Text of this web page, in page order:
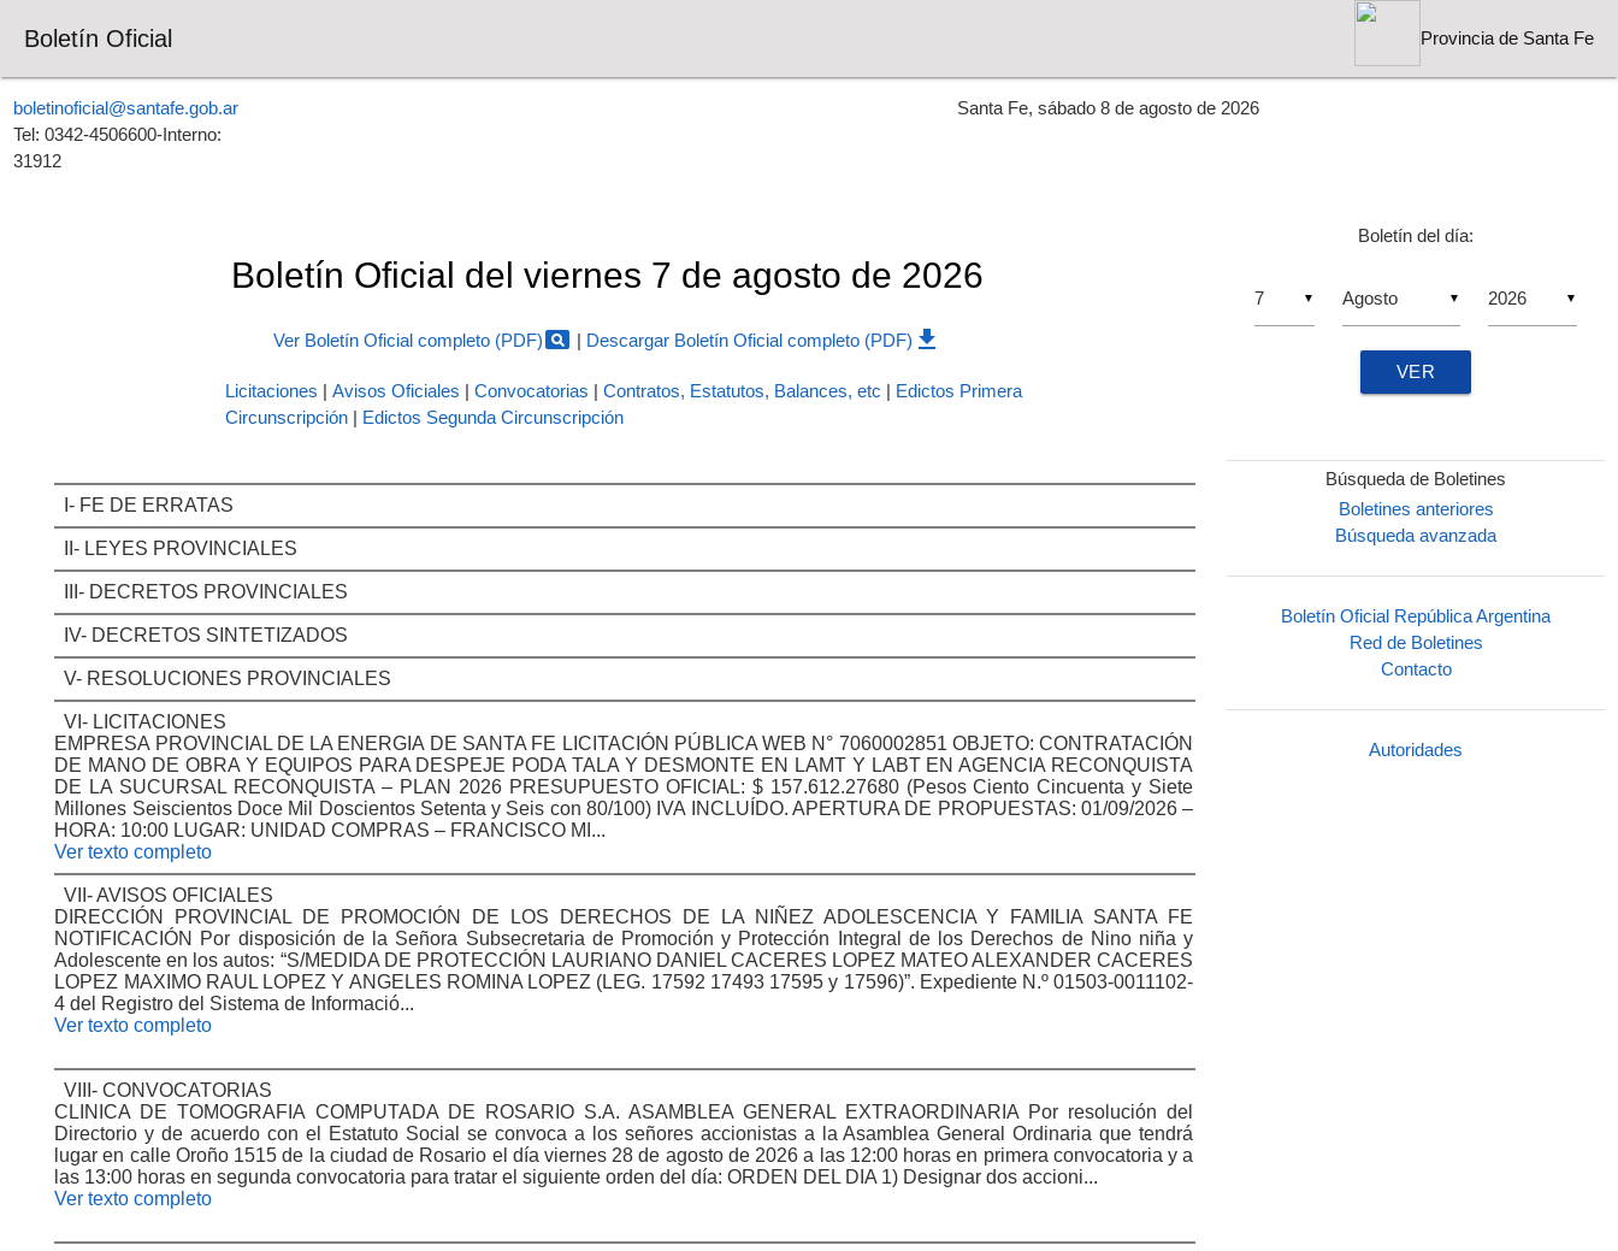
Boletín Oficial Provincia de Santa Fe
boletinoficial@santafe.gob.ar
Tel: 0342-4506600-Interno:
31912
Santa Fe, sábado 8 de agosto de 2026
Boletín Oficial del viernes 7 de agosto de 2026
Ver Boletín Oficial completo (PDF)pageview | Descargar Boletín Oficial completo (PDF) file_download
Licitaciones | Avisos Oficiales | Convocatorias | Contratos, Estatutos, Balances, etc | Edictos Primera
Circunscripción| Edictos Segunda Circunscripción
I- FE DE ERRATAS
II- LEYES PROVINCIALES
III- DECRETOS PROVINCIALES
IV- DECRETOS SINTETIZADOS
V- RESOLUCIONES PROVINCIALES
VI- LICITACIONES
EMPRESA PROVINCIAL DE LA ENERGIA DE SANTA FE LICITACIÓN PÚBLICA WEB N° 7060002851 OBJETO: CONTRATACIÓN
DE MANO DE OBRA Y EQUIPOS PARA DESPEJE PODA TALA Y DESMONTE EN LAMT Y LABT EN AGENCIA RECONQUISTA
DE LA SUCURSAL RECONQUISTA – PLAN 2026 PRESUPUESTO OFICIAL: $ 157.612.27680 (Pesos Ciento Cincuenta y Siete
Millones Seiscientos Doce Mil Doscientos Setenta y Seis con 80/100) IVA INCLUÍDO. APERTURA DE PROPUESTAS: 01/09/2026 –
HORA: 10:00 LUGAR: UNIDAD COMPRAS – FRANCISCO MI...
Ver texto completo
VII- AVISOS OFICIALES
DIRECCIÓN PROVINCIAL DE PROMOCIÓN DE LOS DERECHOS DE LA NIÑEZ ADOLESCENCIA Y FAMILIA SANTA FE
NOTIFICACIÓN Por disposición de la Señora Subsecretaria de Promoción y Protección Integral de los Derechos de Nino niña y
Adolescente en los autos: “S/MEDIDA DE PROTECCIÓN LAURIANO DANIEL CACERES LOPEZ MATEO ALEXANDER CACERES
LOPEZ MAXIMO RAUL LOPEZ Y ANGELES ROMINA LOPEZ (LEG. 17592 17493 17595 y 17596)”. Expediente N.º 01503-0011102-
4 del Registro del Sistema de Informació...
Ver texto completo
VIII- CONVOCATORIAS
CLINICA DE TOMOGRAFIA COMPUTADA DE ROSARIO S.A. ASAMBLEA GENERAL EXTRAORDINARIA Por resolución del
Directorio y de acuerdo con el Estatuto Social se convoca a los señores accionistas a la Asamblea General Ordinaria que tendrá
lugar en calle Oroño 1515 de la ciudad de Rosario el día viernes 28 de agosto de 2026 a las 12:00 horas en primera convocatoria y a
las 13:00 horas en segunda convocatoria para tratar el siguiente orden del día: ORDEN DEL DIA 1) Designar dos accioni...
Ver texto completo
Boletín del día:
▼ ▼ ▼
VER
Búsqueda de Boletines
Boletines anteriores
Búsqueda avanzada
Boletín Oficial República Argentina
Red de Boletines
Contacto
Autoridades